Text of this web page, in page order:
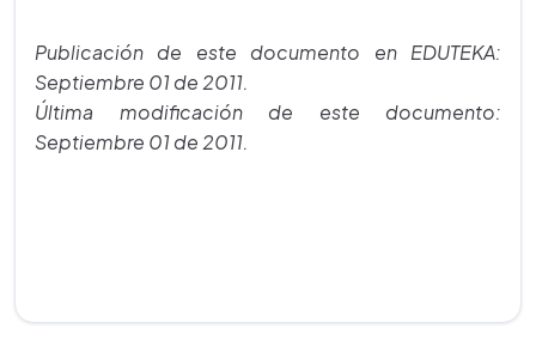
Publicación de este documento en EDUTEKA:
Septiembre 01 de 2011.
Última modificación de este documento:
Septiembre 01 de 2011.